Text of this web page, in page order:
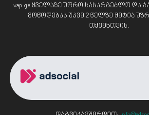
vap.ge ყველაზე უფრო სასარგებლო და
მოწოდებას უკვე 2 წელზე მეტია
თქვენთვის.